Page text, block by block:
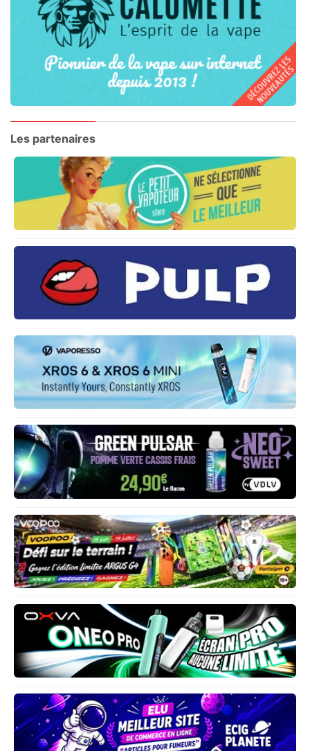
Les partenaires